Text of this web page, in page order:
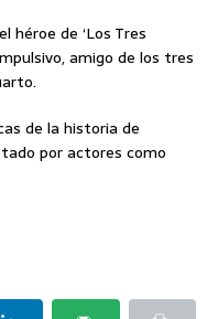
héroe de ‘Los Tres
amigo de los tres
de la historia de
por actores como